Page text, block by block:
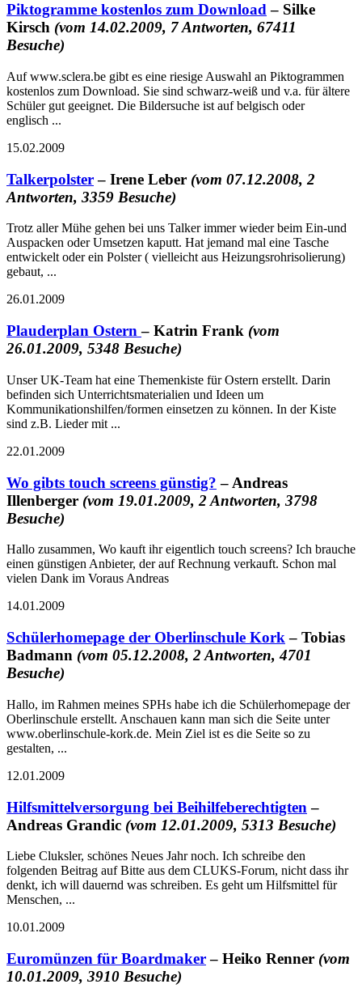
Piktogramme kostenlos zum Download– Silke
Kirsch (vom 14.02.2009, 7 Antworten, 67411
Besuche)
Auf www.sclera.be gibt es eine riesige Auswahl an Piktogrammen
kostenlos zum Download. Sie sind schwarz-weiß und v.a. für ältere
Schüler gut geeignet. Die Bildersuche ist auf belgisch oder
englisch ...
15.02.2009
Talkerpolster– Irene Leber (vom 07.12.2008, 2
Antworten, 3359 Besuche)
Trotz aller Mühe gehen bei uns Talker immer wieder beim Ein-und
Auspacken oder Umsetzen kaputt. Hat jemand mal eine Tasche
entwickelt oder ein Polster ( vielleicht aus Heizungsrohrisolierung)
gebaut, ...
26.01.2009
Plauderplan Ostern– Katrin Frank (vom
26.01.2009, 5348 Besuche)
Unser UK-Team hat eine Themenkiste für Ostern erstellt. Darin
befinden sich Unterrichtsmaterialien und Ideen um
Kommunikationshilfen/formen einsetzen zu können. In der Kiste
sind z.B. Lieder mit ...
22.01.2009
Wo gibts touch screens günstig? – Andreas
Illenberger (vom 19.01.2009, 2 Antworten, 3798
Besuche)
Hallo zusammen, Wo kauft ihr eigentlich touch screens? Ich brauche
einen günstigen Anbieter, der auf Rechnung verkauft. Schon mal
vielen Dank im Voraus Andreas
14.01.2009
Schülerhomepage der Oberlinschule Kork – Tobias
Badmann (vom 05.12.2008, 2 Antworten, 4701
Besuche)
Hallo, im Rahmen meines SPHs habe ich die Schülerhomepage der
Oberlinschule erstellt. Anschauen kann man sich die Seite unter
www.oberlinschule-kork.de. Mein Ziel ist es die Seite so zu
gestalten, ...
12.01.2009
Hilfsmittelversorgung bei Beihilfeberechtigten –
Andreas Grandic (vom 12.01.2009, 5313 Besuche)
Liebe Cluksler, schönes Neues Jahr noch. Ich schreibe den
folgenden Beitrag auf Bitte aus dem CLUKS-Forum, nicht dass ihr
denkt, ich will dauernd was schreiben. Es geht um Hilfsmittel für
Menschen, ...
10.01.2009
Euromünzen für Boardmaker– Heiko Renner (vom
10.01.2009, 3910 Besuche)